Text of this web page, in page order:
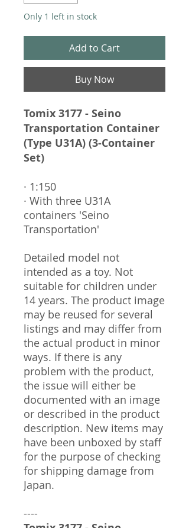
Only 1 left in stock
Add to Cart
Buy Now
Tomix 3177 - Seino
Transportation Container
(Type U31A) (3-Container
Set)
· 1:150
· With three U31A
containers 'Seino
Transportation'
Detailed model not
intended as a toy. Not
suitable for children under
14 years. The product image
may be reused for several
listings and may differ from
the actual product in minor
ways. If there is any
problem with the product,
the issue will either be
documented with an image
or described in the product
description. New items may
have been unboxed by staff
for the purpose of checking
for shipping damage from
Japan.
----